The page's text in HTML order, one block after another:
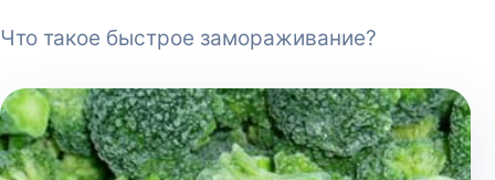
Что такое быстрое замораживание?